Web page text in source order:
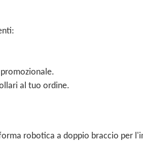
al tuo ordine.
robotica a doppio braccio per